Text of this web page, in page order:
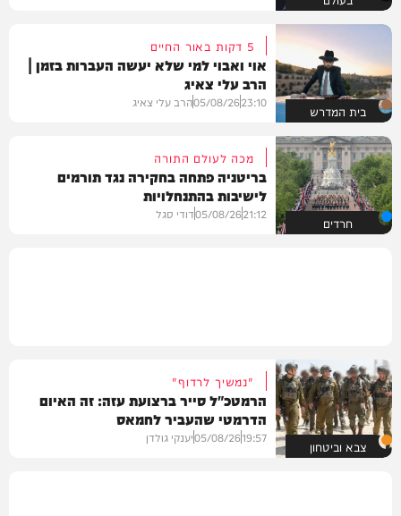
בית המדרש
5 דקות באור החיים
אוי ואבוי למי שלא יעשה העברות בזמן |
הרב עלי צאיג
23:10
05/08/26הרב עלי צאיג
חרדים
מכה לעולם התורה
בריטניה פתחה בחקירה נגד תורמים
לישיבות בהתנחלויות
21:12
05/08/26דודי סגל
צבא וביטחון
"נמשיך לרדוף"
הרמטכ"ל סייר ברצועת עזה: זה האיום
הדרמטי שהעביר לחמאס
19:57
05/08/26יענקי גולדן